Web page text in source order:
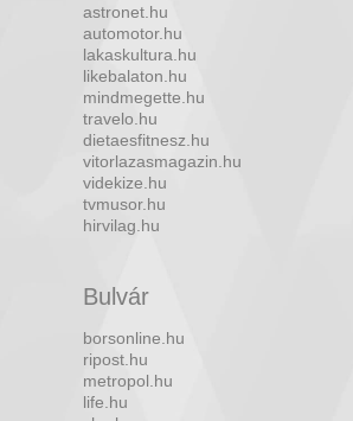
astronet.hu
automotor.hu
lakaskultura.hu
likebalaton.hu
mindmegette.hu
travelo.hu
dietaesfitnesz.hu
vitorlazasmagazin.hu
videkize.hu
tvmusor.hu
hirvilag.hu
Bulvár
borsonline.hu
ripost.hu
metropol.hu
life.hu